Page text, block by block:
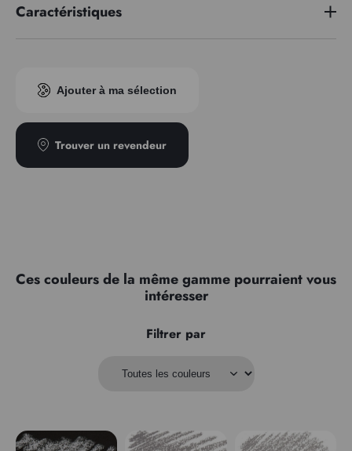
Caractéristiques
Ajouter à ma sélection
Trouver un revendeur
Ces couleurs de la même gamme pourraient vous
intéresser
Filtrer par